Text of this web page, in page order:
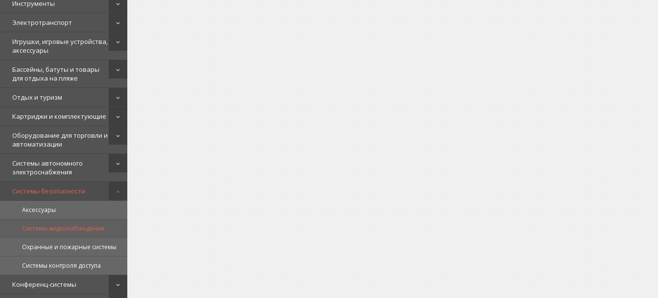
Инструменты
Электротранспорт
Игрушки, игровые устройства,
аксессуары
Бассейны, батуты и товары
для отдыха на пляже
Отдых и туризм
Картриджи и комплектующие
Оборудование для торговли и
автоматизации
Системы автономного
электроснабжения
Системы безопасности
Аксессуары
Системы видеонаблюдения
Охранные и пожарные системы
Системы контроля доступа
Конференц-системы